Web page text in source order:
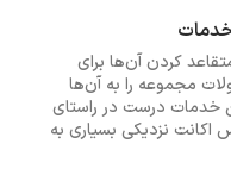
کردن آن‌ها برای
مجموعه را به آن‌ها
خدمات درست در راستای
اکانت نزدیکی بسیاری به